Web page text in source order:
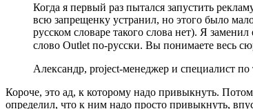
Когда я первый раз пытался запустить
всю запрещенку устранил, но этого было
русском словаре такого слова нет). Я
слово Outlet по-русски. Вы понимаете весь
Александр, project-менеджер и специалист по
Короче, это ад, к которому надо привыкнуть.
определил, что к ним надо просто привыкнуть,